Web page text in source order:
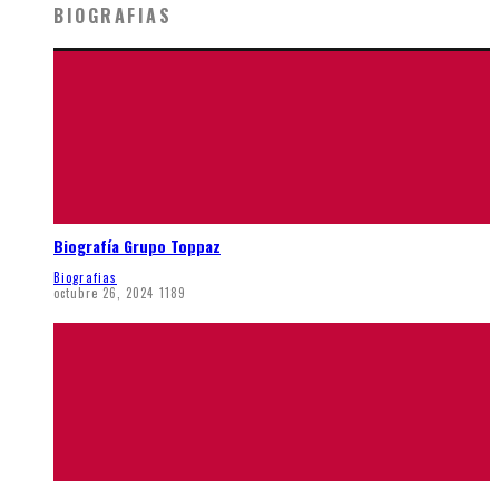
BIOGRAFIAS
Biografía Grupo Toppaz
Biografias
octubre 26, 2024 1189